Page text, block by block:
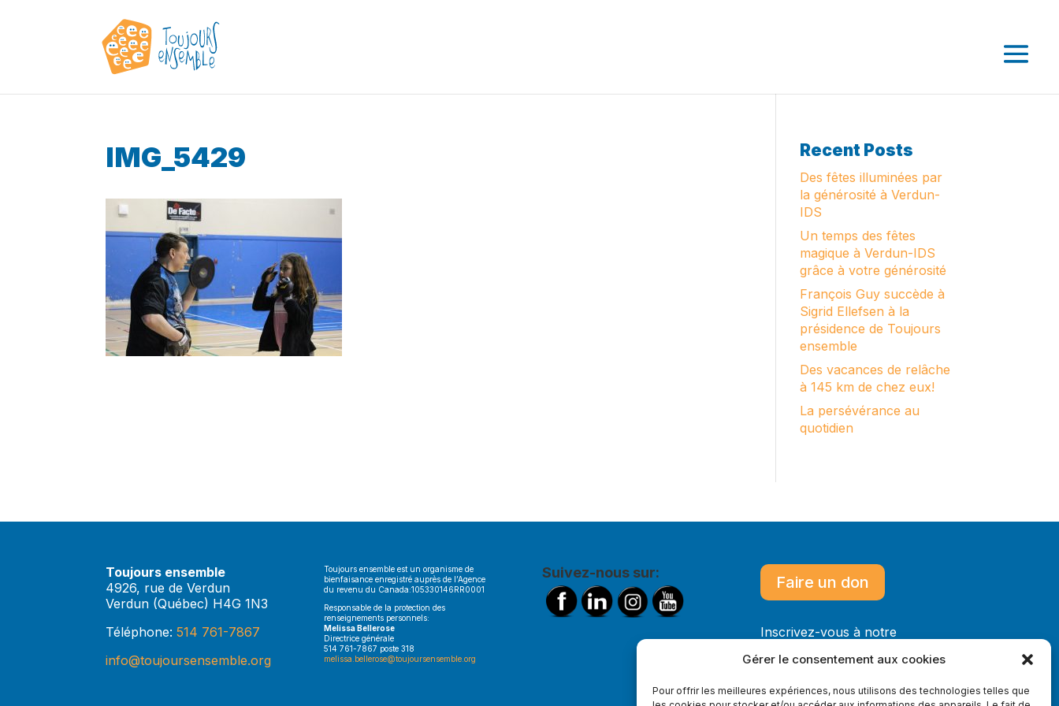
Gérer le consentement aux cookies
Pour offrir les meilleures expériences, nous utilisons des technologies telles que
IMG_5429 Recent Posts
Des fêtes illuminées par
la générosité à Verdun-
IDS
Un temps des fêtes
magique à Verdun-IDS
grâce à votre générosité
François Guy succède à
Sigrid Ellefsen à la
présidence de Toujours
ensemble
Des vacances de relâche
à 145 km de chez eux!
La persévérance au
quotidien
Toujours ensemble
4926, rue de Verdun
Verdun (Québec) H4G 1N3
Téléphone:514 761-7867
info@toujoursensemble.org
Toujours ensemble est un organisme de
bienfaisance enregistré auprès de l’Agence
du revenu du Canada:105330146RR0001
Responsable de la protection des
renseignements personnels:
Melissa Bellerose
Directrice générale
514 761-7867 poste 318
melissa.bellerose@toujoursensemble.org
Suivez-nous sur:
Faire un don
Inscrivez-vous à notre